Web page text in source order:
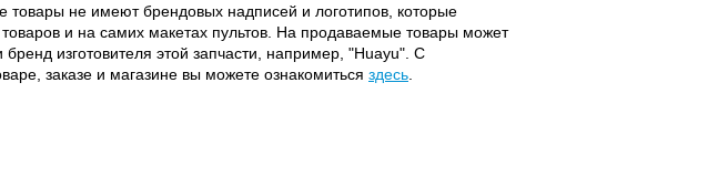
не имеют брендовых надписей и логотипов, которые
товаров и на самих макетах пультов. На продаваемые товары может
изготовителя этой запчасти, например, "Huayu". С
заказе и магазине вы можете ознакомиться здесь